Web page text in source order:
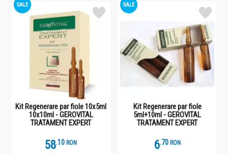
SALE
Kit Regenerare par fiole 10x5ml
10x10ml - GEROVITAL
TRATAMENT EXPERT
58.1 RON
SALE
Kit Regenerare par fiole
5ml+10ml - GEROVITAL
TRATAMENT EXPERT
6.7 RON